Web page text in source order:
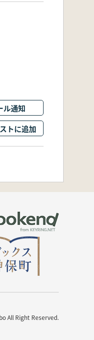
ル通知
トに追加
All Right Reserved.